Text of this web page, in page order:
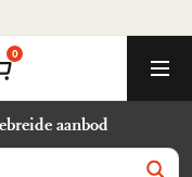
Winkelmand
0
aanbod